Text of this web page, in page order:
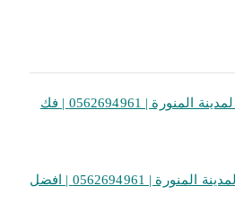
فني تركيب مطابخ بالمدينة المنورة | 0562694961 | فك
فني تركيب ستاير بالمدينة المنورة | 0562694961 | افضل